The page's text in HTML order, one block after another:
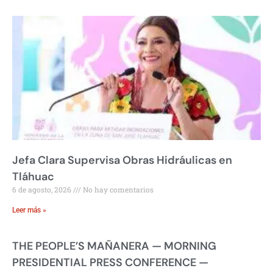
Jefa Clara Supervisa Obras Hidráulicas en
Tláhuac
6 de agosto, 2026 No hay comentarios
Leer más »
THE PEOPLE’S MAÑANERA — MORNING
PRESIDENTIAL PRESS CONFERENCE —